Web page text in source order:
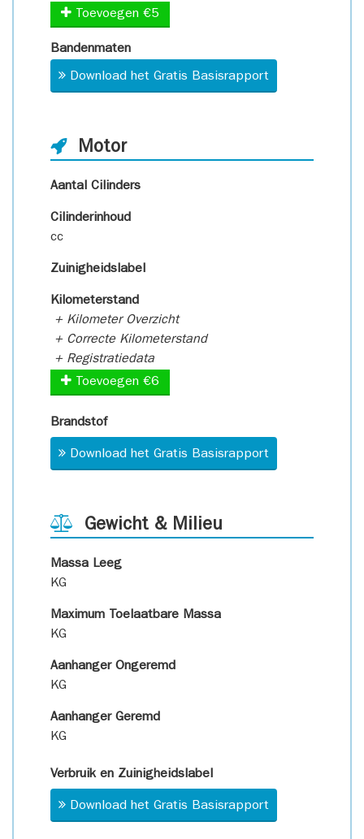
Toevoegen €5
Bandenmaten
Download het Gratis Basisrapport
Motor
Aantal Cilinders
Cilinderinhoud
cc
Zuinigheidslabel
Kilometerstand
+ Kilometer Overzicht
+ Correcte Kilometerstand
+ Registratiedata
Toevoegen €6
Brandstof
Download het Gratis Basisrapport
Gewicht & Milieu
Massa Leeg
KG
Maximum Toelaatbare Massa
KG
Aanhanger Ongeremd
KG
Aanhanger Geremd
KG
Verbruik en Zuinigheidslabel
Download het Gratis Basisrapport